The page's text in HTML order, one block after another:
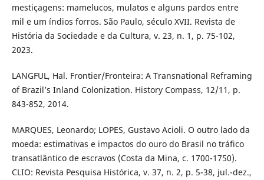
mestiçagens: mamelucos, mulatos e alguns pardos entre
mil e um índios forros. São Paulo, século XVII. Revista de
História da Sociedade e da Cultura, v. 23, n. 1, p. 75-102,
2023.
LANGFUL, Hal. Frontier/Fronteira: A Transnational Reframing
of Brazil’s Inland Colonization. History Compass, 12/11, p.
843-852, 2014.
MARQUES, Leonardo; LOPES, Gustavo Acioli. O outro lado da
moeda: estimativas e impactos do ouro do Brasil no tráfico
transatlântico de escravos (Costa da Mina, c. 1700-1750).
CLIO: Revista Pesquisa Histórica, v. 37, n. 2, p. 5-38, jul.-dez.,